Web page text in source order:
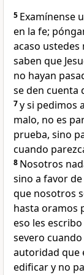
5 Examínense
en la fe;
acaso ustedes
saben que
no hayan
se den cuenta
7y si pedimos
malo, no es
prueba, sino
cuando
8 Nosotros
sino a favor
que nosotros
hasta oramos
eso les
severo
autoridad que
edificar y no